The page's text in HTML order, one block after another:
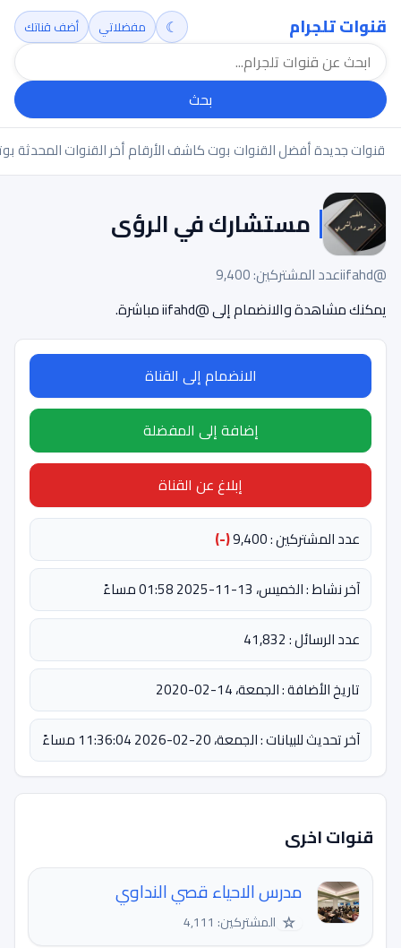
قنوات تلجرام
بحث
☾ مفضلاتي أضف قناتك
قنوات جديدةأفضل القنواتبوت كاشف الأرقامأخر القنوات المحدثة
مستشارك في الرؤى
@iifahd
عدد المشتركين: 9,400
يمكنك مشاهدة والانضمام إلى @iifahd مباشرة.
الانضمام إلى القناة
إضافة إلى المفضلة
إبلاغ عن القناة
عدد المشتركين : 9,400
(-)
آخر نشاط : الخميس، 13-11-2025 01:58 مساءً
عدد الرسائل : 41,832
تاريخ الأضافة : الجمعة، 14-02-2020
آخر تحديث للبيانات : الجمعة، 20-02-2026 11:36:04 مساءً
قنوات اخرى
مدرس الاحياء قصي النداوي
☆ المشتركين: 4,111